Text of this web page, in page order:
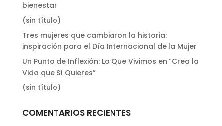
bienestar
(sin título)
Tres mujeres que cambiaron la historia:
inspiración para el Día Internacional de la Mujer
Un Punto de Inflexión: Lo Que Vivimos en “Crea la
Vida que Sí Quieres”
(sin título)
COMENTARIOS RECIENTES